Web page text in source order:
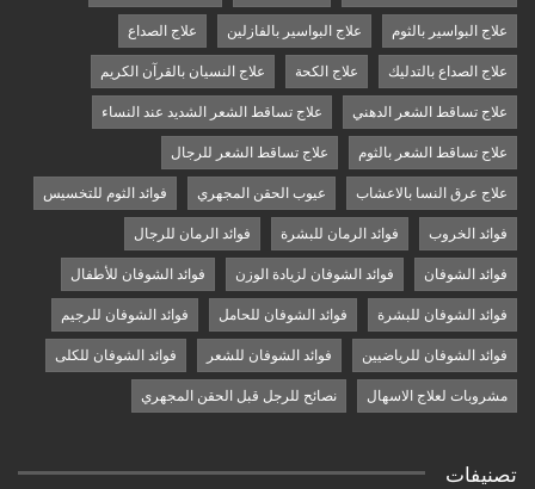
علاج البواسير بالثوم علاج البواسير بالفازلين علاج الصداع
علاج الصداع بالتدليك علاج الكحة علاج النسيان بالقرآن الكريم
علاج تساقط الشعر الدهني علاج تساقط الشعر الشديد عند النساء
علاج تساقط الشعر بالثوم علاج تساقط الشعر للرجال
علاج عرق النسا بالاعشاب عيوب الحقن المجهري فوائد الثوم للتخسيس
فوائد الخروب فوائد الرمان للبشرة فوائد الرمان للرجال
فوائد الشوفان فوائد الشوفان لزيادة الوزن فوائد الشوفان للأطفال
فوائد الشوفان للبشرة فوائد الشوفان للحامل فوائد الشوفان للرجيم
فوائد الشوفان للرياضيين فوائد الشوفان للشعر فوائد الشوفان للكلى
مشروبات لعلاج الاسهال نصائح للرجل قبل الحقن المجهري
تصنيفات